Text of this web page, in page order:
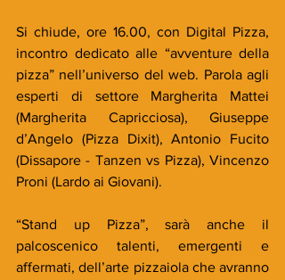
Si chiude, ore 16.00, con Digital Pizza,
incontro dedicato alle “avventure della
pizza” nell’universo del web. Parola agli
esperti di settore Margherita Mattei
(Margherita Capricciosa), Giuseppe
d’Angelo (Pizza Dixit), Antonio Fucito
(Dissapore - Tanzen vs Pizza), Vincenzo
Proni (Lardo ai Giovani).
“Stand up Pizza”, sarà anche il
palcoscenico talenti, emergenti e
affermati, dell’arte pizzaiola che avranno